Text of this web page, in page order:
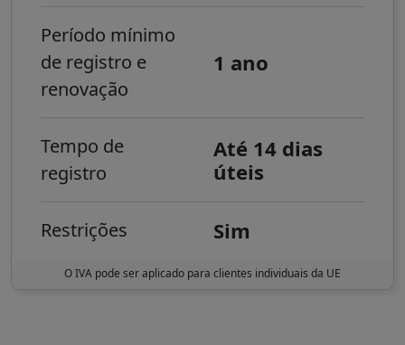
Período mínimo
de registro e
renovação
1 ano
Tempo de
registro
Até 14 dias
úteis
Restrições Sim
O IVA pode ser aplicado para clientes individuais da UE